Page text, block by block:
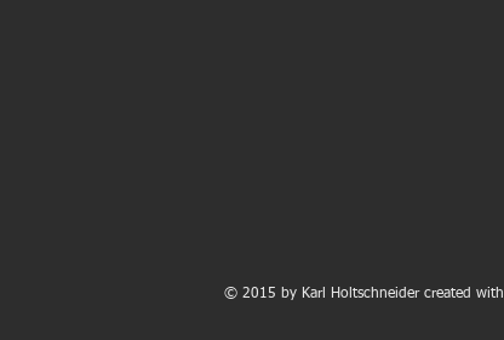
© 2015 by Karl Holtschneider created with